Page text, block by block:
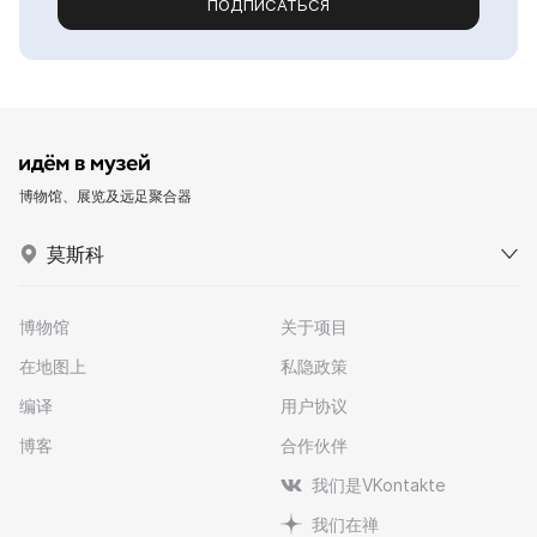
ПОДПИСАТЬСЯ
博物馆、展览及远足聚合器
莫斯科
博物馆
在地图上
编译
博客
关于项目
私隐政策
用户协议
合作伙伴
我们是VKontakte
我们在禅